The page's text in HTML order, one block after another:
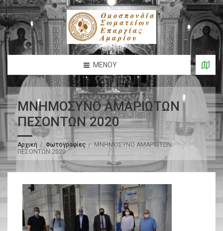
ΜΕΝΟΎ
ΜΝΗΜΟΣΥΝΟ ΑΜΑΡΙΩΤΩΝ
ΠΕΣΟΝΤΩΝ 2020
Αρχική Φωτογραφίες
ΜΝΗΜΟΣΥΝΟ ΑΜΑΡΙΩΤΩΝ
ΠΕΣΟΝΤΩΝ 2020